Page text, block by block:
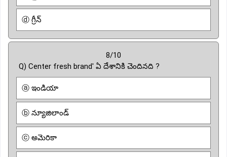
ⓓ గ్రీన్
8/10
Q) Center fresh brand' ఏ దేశానికి చెందినది ?
ⓐ ఇండియా
ⓑ న్యూజిలాండ్
ⓒ అమెరికా